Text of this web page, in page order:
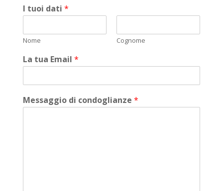
I tuoi dati *
Nome Cognome
La tua Email *
Messaggio di condoglianze *